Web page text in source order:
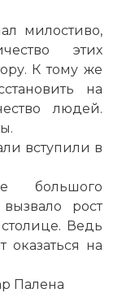
милостиво,
этих
К тому же
на
людей.
вступили в
большого
рост
Ведь
на
Палена